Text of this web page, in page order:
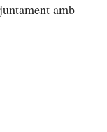
amb